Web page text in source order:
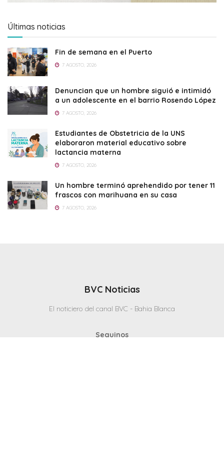
Últimas noticias
Fin de semana en el Puerto
7 AGOSTO, 2026
Denuncian que un hombre siguió e intimidó
a un adolescente en el barrio Rosendo López
7 AGOSTO, 2026
Estudiantes de Obstetricia de la UNS
elaboraron material educativo sobre
lactancia materna
7 AGOSTO, 2026
Un hombre terminó aprehendido por tener 11
frascos con marihuana en su casa
7 AGOSTO, 2026
BVC Noticias
El noticiero del canal BVC - Bahia Blanca
Seguinos